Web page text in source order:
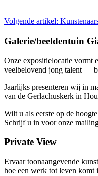
Volgende artikel:
Galerie/beeldentuin
Onze expositielocatie vormt
veelbelovend jong talent —
Jaarlijks presenteren wij in
van de Gerlachuskerk in
Wilt u als eerste op de
Schrijf u in voor onze
Private View
Ervaar toonaangevende
hoe een werk tot leven komt